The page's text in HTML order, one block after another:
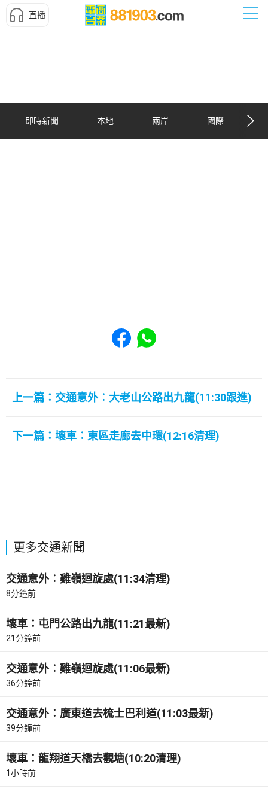
直播
即時新聞 本地 兩岸 國際
Share to Facebook
Share to WhatsApp
上一篇：交通意外︰大老山公路出九龍(11:30跟進)
下一篇：壞車︰東區走廊去中環(12:16清理)
更多交通新聞
交通意外︰雞嶺迴旋處(11:34清理)
8分鐘前
壞車：屯門公路出九龍(11:21最新)
21分鐘前
交通意外︰雞嶺迴旋處(11:06最新)
36分鐘前
交通意外︰廣東道去梳士巴利道(11:03最新)
39分鐘前
壞車︰龍翔道天橋去觀塘(10:20清理)
1小時前